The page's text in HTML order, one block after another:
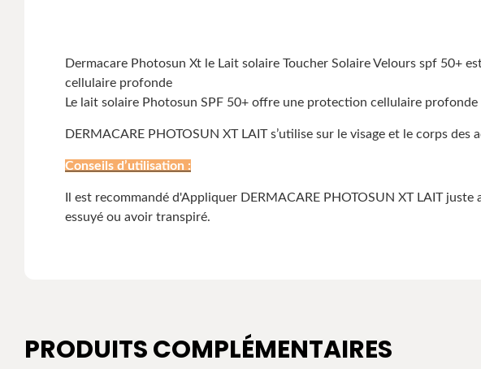
Dermacare Photosun Xt le Lait solaire Toucher Solaire Velours spf 50+
cellulaire profonde
Le lait solaire Photosun SPF 50+ offre une protection cellulaire profonde
DERMACARE PHOTOSUN XT LAIT s’utilise sur le visage et le corps
Conseils d’utilisation :
Il est recommandé d'Appliquer DERMACARE PHOTOSUN XT LAIT
essuyé ou avoir transpiré.
PRODUITS COMPLÉMENTAIRES